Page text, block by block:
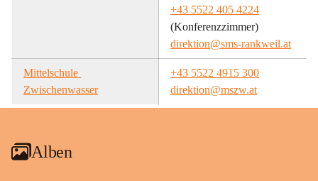
+43 5522 405 4224
(Konferenzzimmer)
direktion@sms-rankweil.at
Mittelschule
Zwischenwasser
+43 5522 4915 300
direktion@mszw.at
Alben